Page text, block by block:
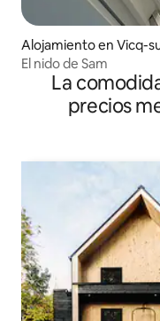
Alojamiento en Vicq-
El nido de Sam
La
precios